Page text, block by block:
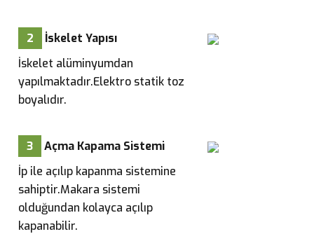
2
İskelet Yapısı
İskelet alüminyumdan
yapılmaktadır.Elektro statik toz
boyalıdır.
3
Açma Kapama Sistemi
İp ile açılıp kapanma sistemine
sahiptir.Makara sistemi
olduğundan kolayca açılıp
kapanabilir.